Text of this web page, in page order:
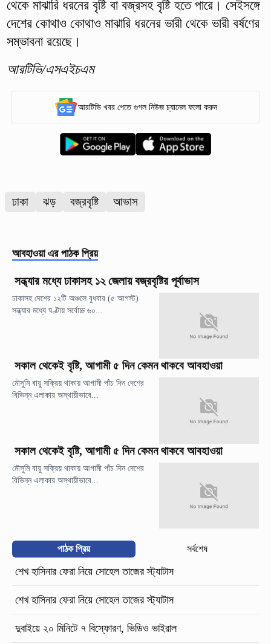
থেকে মাঝারি ধরনের বৃষ্টি বা বজ্রসহ বৃষ্টি হতে পারে। সেইসঙ্গে
দেশের কোথাও কোথাও মাঝারি ধরনের ভারী থেকে ভারী বর্ষণের
সম্ভাবনা রয়েছে।
আরটিভি/এসএইচএম
আরটিভি খবর পেতে গুগল নিউজ চ্যানেল ফলো করুন
ঢাকা ঝড় বজ্রবৃষ্টি আভাস
আবহাওয়া এর পাঠক প্রিয়
সন্ধ্যার মধ্যে ঢাকাসহ ১২ জেলায় বজ্রবৃষ্টির পূর্বাভাস
ঢাকাসহ দেশের ১২টি অঞ্চলে বুধবার (৫ আগস্ট)
সন্ধ্যার মধ্যে ঘণ্টায় সর্বোচ্চ ৬০...
সকাল থেকেই বৃষ্টি, আগামী ৫ দিন কেমন থাকবে আবহাওয়া
মৌসুমি বায়ু সক্রিয় থাকায় আগামী পাঁচ দিন দেশের
বিভিন্ন এলাকায় অস্থায়ীভাবে...
সকাল থেকেই বৃষ্টি, আগামী ৫ দিন কেমন থাকবে আবহাওয়া
মৌসুমি বায়ু সক্রিয় থাকায় আগামী পাঁচ দিন দেশের
বিভিন্ন এলাকায় অস্থায়ীভাবে...
পাঠক প্রিয় সর্বশেষ
শেখ হাসিনার ফেরা নিয়ে সোহেল তাজের স্ট্যাটাস
শেখ হাসিনার ফেরা নিয়ে সোহেল তাজের স্ট্যাটাস
দুবাইয়ে ২০ মিনিটে ৭ বিস্ফোরণ, ভিডিও ভাইরাল